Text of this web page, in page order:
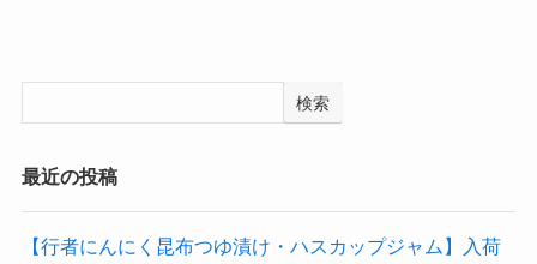
検索
最近の投稿
【行者にんにく昆布つゆ漬け・ハスカップジャム】入荷